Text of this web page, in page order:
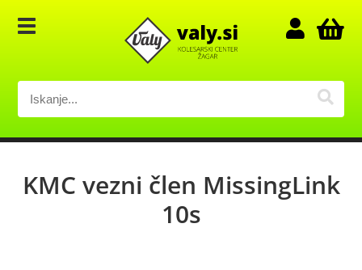
KMC vezni člen MissingLink
10s